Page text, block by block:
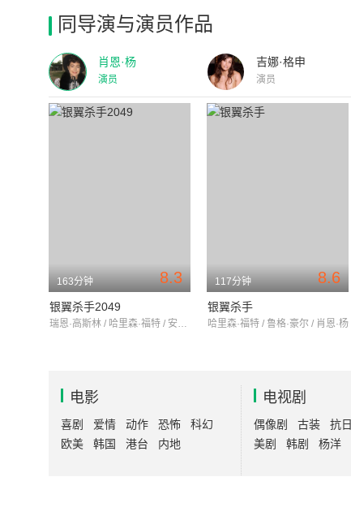
同导演与演员作品
肖恩·杨
演员
吉娜·格申
演员
8.3
163分钟
银翼杀手2049
瑞恩·高斯林 / 哈里森·福特 / 安娜·德·阿玛斯
8.6
117分钟
银翼杀手
哈里森·福特 / 鲁格·豪尔 / 肖恩·杨
电影
喜剧 爱情 动作 恐怖
科幻
欧美
韩国 港台 内地
电视剧
偶像剧 古装 抗日
美剧
韩剧 杨洋